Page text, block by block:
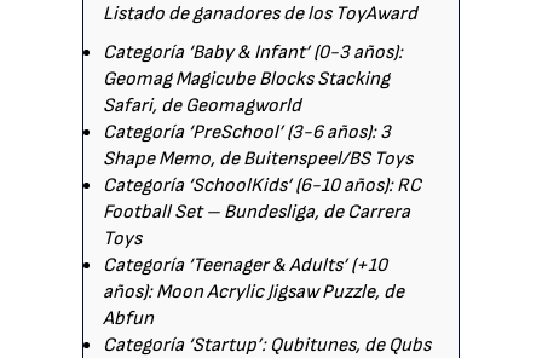
Listado de ganadores de los ToyAward
Categoría ‘Baby & Infant’ (0-3 años):
Geomag Magicube Blocks Stacking
Safari, de Geomagworld
Categoría ‘PreSchool’ (3-6 años): 3
Shape Memo, de Buitenspeel/BS Toys
Categoría ‘SchoolKids’ (6-10 años): RC
Football Set – Bundesliga, de Carrera
Toys
Categoría ‘Teenager & Adults’ (+10
años): Moon Acrylic Jigsaw Puzzle, de
Abfun
Categoría ‘Startup’: Qubitunes, de Qubs